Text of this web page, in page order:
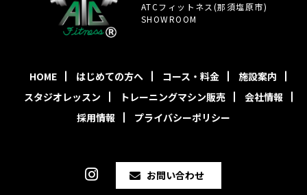
ATCフィットネス(那須塩原市)
SHOWROOM
HOME はじめての方へ コース・料金
施設案内
スタジオレッスン
トレーニングマシン販売
会社情報
採用情報
プライバシーポリシー
お問い合わせ